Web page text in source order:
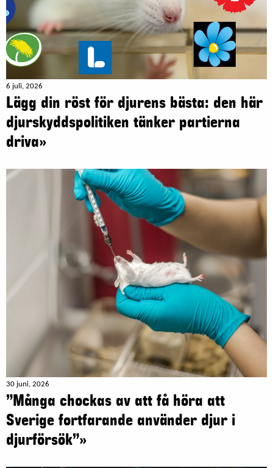
6 juli, 2026
Lägg din röst för djurens bästa: den här
djurskyddspolitiken tänker partierna
driva»
30 juni, 2026
”Många chockas av att få höra att
Sverige fortfarande använder djur i
djurförsök”»